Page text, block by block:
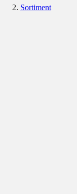
Sortiment